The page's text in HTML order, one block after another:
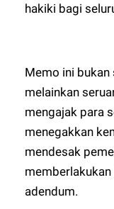
hakiki bagi
Memo ini
melainkan
mengajak para
menegakkan
mendesak
adendum.